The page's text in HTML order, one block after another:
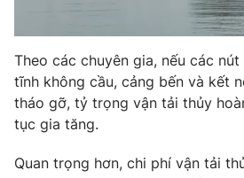
Đài Truyền hình
Thời báo VTV
Giấy phép hoạt động báo in và báo
cấp ngày 29/12/2023
Tổng Biên tập:
Vũ Thanh Thủy
Phó Tổng Biên tập:
Tổng đài VTV:024.38 355 931 -
Theo các chuyên gia, nếu các
tĩnh không cầu, cảng bến và kết
tháo gỡ, tỷ trọng vận tải thủy
tục gia tăng.
Quan trọng hơn, chi phí vận tải